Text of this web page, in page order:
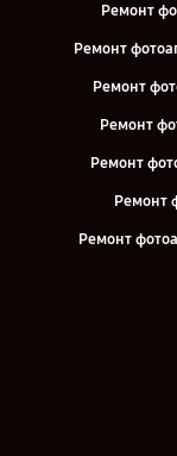
Ремонт
Ремонт
Ремонт
Ремонт
Ремонт
Ремонт
Ремонт